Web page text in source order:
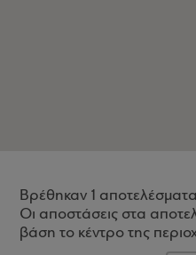
Βρέθηκαν 1 αποτελέσματα
Οι αποστάσεις στα
βάση το κέντρο της